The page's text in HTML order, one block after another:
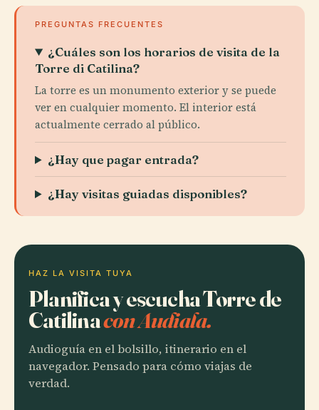
PREGUNTAS FRECUENTES
¿Cuáles son los horarios de visita de la
Torre di Catilina?
La torre es un monumento exterior y se puede
ver en cualquier momento. El interior está
actualmente cerrado al público.
¿Hay que pagar entrada?
¿Hay visitas guiadas disponibles?
HAZ LA VISITA TUYA
Planifica y escucha Torre de
Catilinacon Audiala.
Audioguía en el bolsillo, itinerario en el
navegador. Pensado para cómo viajas de
verdad.